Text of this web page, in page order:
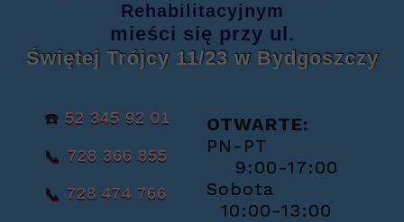
☎️ 52 345 92 01
📞 728 366 855
📞 728 474 766
OTWARTE:
PN-PT
9:00-17:00
Sobota
10:00-13:00
Rehabilitacyjnym
mieści się przy ul.
Świętej Trójcy 11/23 w Bydgoszczy